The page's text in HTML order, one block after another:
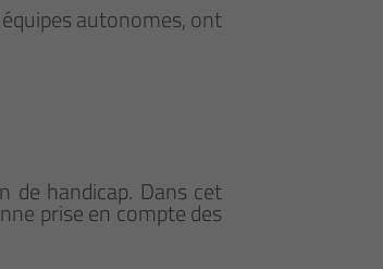
autonomes, ont
handicap. Dans cet
prise en compte des